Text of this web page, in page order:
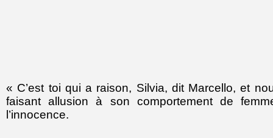
« C’est toi qui a raison, Silvia, dit Marcello, et
faisant allusion à son comportement de
l’innocence.